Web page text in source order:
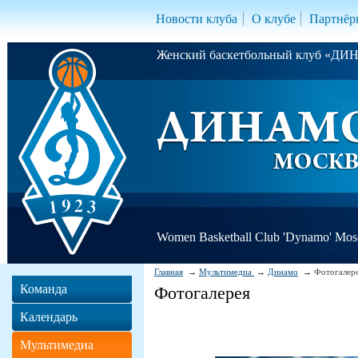
Новости клуба О клубе
Женский баскетбольный клуб
Women Basketball Club 'Dynamo'
Главная Мультимедиа Динамо
Фотогалерея
Команда
Календарь
Мультимедиа